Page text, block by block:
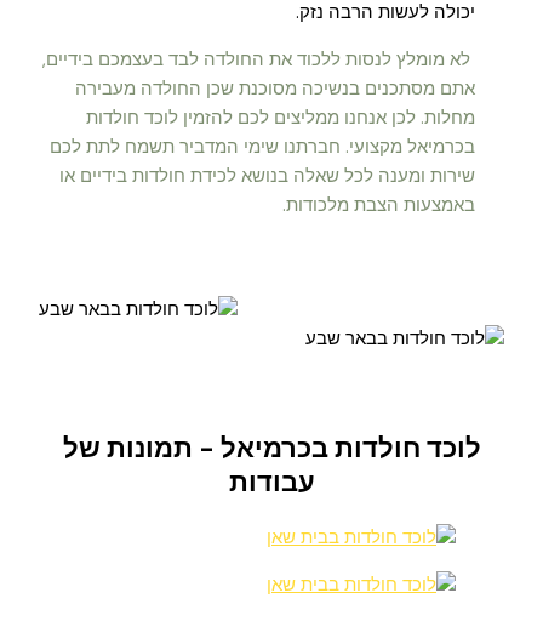
יכולה לעשות הרבה נזק.
לא מומלץ לנסות ללכוד את החולדה לבד בעצמכם בידיים,
אתם מסתכנים בנשיכה מסוכנת שכן החולדה מעבירה
מחלות. לכן אנחנו ממליצים לכם להזמין לוכד חולדות
בכרמיאל מקצועי. חברתנו שימי המדביר תשמח לתת לכם
שירות ומענה לכל שאלה בנושא לכידת חולדות בידיים או
באמצעות הצבת מלכודות.
לוכד חולדות בכרמיאל - תמונות של
עבודות